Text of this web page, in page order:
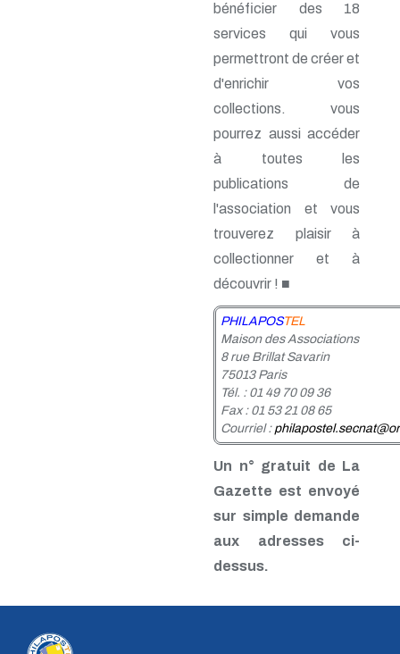
bénéficier des 18
services qui vous
permettront de créer et
d'enrichir vos
collections. vous
pourrez aussi accéder
à toutes les
publications de
l'association et vous
trouverez plaisir à
collectionner et à
découvrir ! ■
PHILAPOSTEL
Maison des Associations
8 rue Brillat Savarin
75013 Paris
Tél. : 01 49 70 09 36
Fax : 01 53 21 08 65
Courriel :
Un n° gratuit de La
Gazette est envoyé
sur simple demande
aux adresses ci-
dessus.